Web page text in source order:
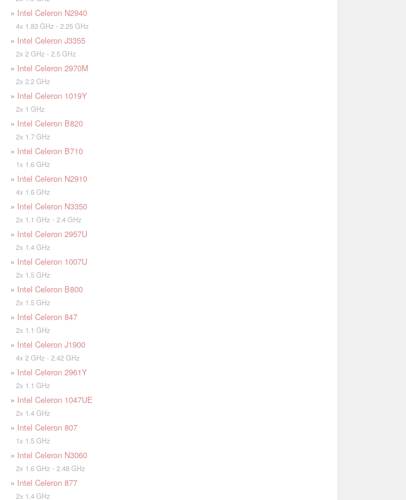
» Intel Celeron N2940
4x 1.83 GHz - 2.25 GHz
» Intel Celeron J3355
2x 2 GHz - 2.5 GHz
» Intel Celeron 2970M
2x 2.2 GHz
» Intel Celeron 1019Y
2x 1 GHz
» Intel Celeron B820
2x 1.7 GHz
» Intel Celeron B710
1x 1.6 GHz
» Intel Celeron N2910
4x 1.6 GHz
» Intel Celeron N3350
2x 1.1 GHz - 2.4 GHz
» Intel Celeron 2957U
2x 1.4 GHz
» Intel Celeron 1007U
2x 1.5 GHz
» Intel Celeron B800
2x 1.5 GHz
» Intel Celeron 847
2x 1.1 GHz
» Intel Celeron J1900
4x 2 GHz - 2.42 GHz
» Intel Celeron 2961Y
2x 1.1 GHz
» Intel Celeron 1047UE
2x 1.4 GHz
» Intel Celeron 807
1x 1.5 GHz
» Intel Celeron N3060
2x 1.6 GHz - 2.48 GHz
» Intel Celeron 877
2x 1.4 GHz